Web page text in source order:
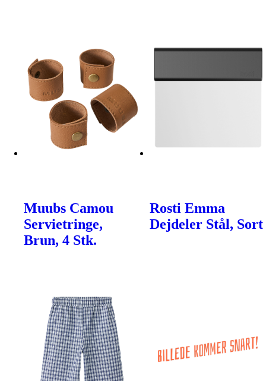
Muubs Camou
Servietringe,
Brun, 4 Stk.
Rosti Emma
Dejdeler Stål, Sort